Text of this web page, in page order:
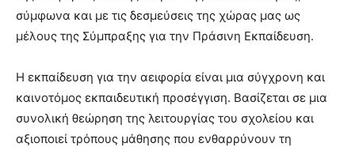
σύμφωνα και με τις δεσμεύσεις της χώρας μας ως
μέλους της Σύμπραξης για την Πράσινη Εκπαίδευση.
Η εκπαίδευση για την αειφορία είναι μια σύγχρονη και
καινοτόμος εκπαιδευτική προσέγγιση. Βασίζεται σε μια
συνολική θεώρηση της λειτουργίας του σχολείου και
αξιοποιεί τρόπους μάθησης που ενθαρρύνουν τη